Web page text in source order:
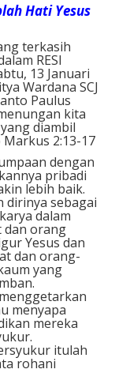
Hati Yesus
terkasih
RESI
13 Januari
Wardana SCJ
Paulus
kita
diambil
2:13-17
dengan
pribadi
lebih baik.
dirinya sebagai
dalam
dan orang
Yesus dan
dan orang-
yang
menyapa
mereka
itulah
rohani